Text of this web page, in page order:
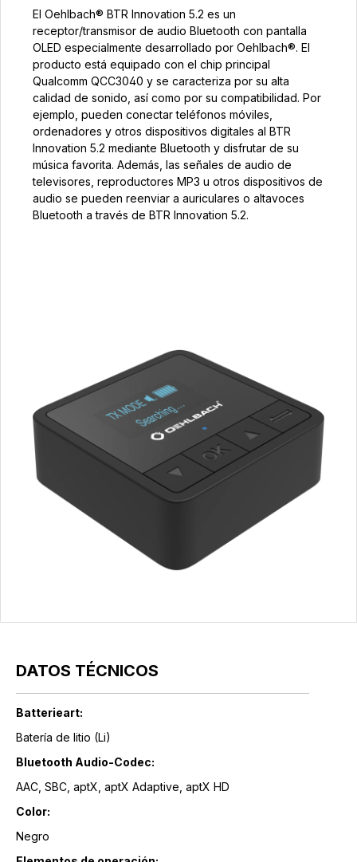
El Oehlbach® BTR Innovation 5.2 es un
receptor/transmisor de audio Bluetooth con pantalla
OLED especialmente desarrollado por Oehlbach®. El
producto está equipado con el chip principal
Qualcomm QCC3040 y se caracteriza por su alta
calidad de sonido, así como por su compatibilidad. Por
ejemplo, pueden conectar teléfonos móviles,
ordenadores y otros dispositivos digitales al BTR
Innovation 5.2 mediante Bluetooth y disfrutar de su
música favorita. Además, las señales de audio de
televisores, reproductores MP3 u otros dispositivos de
audio se pueden reenviar a auriculares o altavoces
Bluetooth a través de BTR Innovation 5.2.
DATOS TÉCNICOS
Batterieart:
Batería de litio (Li)
Bluetooth Audio-Codec:
AAC, SBC, aptX, aptX Adaptive, aptX HD
Color:
Negro